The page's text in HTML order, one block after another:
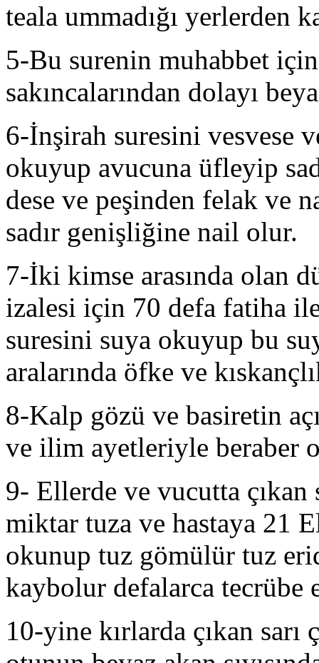
teala ummadığı yerlerden
5-Bu surenin muhabbet
sakıncalarından dolayı
6-İnşirah suresini vesvese
okuyup avucuna üfleyip
dese ve peşinden felak ve
sadır genişliğine nail olur.
7-İki kimse arasında olan
izalesi için 70 defa fatiha
suresini suya okuyup bu
aralarında öfke ve
8-Kalp gözü ve basiretin
ve ilim ayetleriyle beraber
9- Ellerde ve vucutta
miktar tuza ve hastaya 21
okunup tuz gömülür tuz
kaybolur defalarca tecrübe
10-yine kırlarda çıkan